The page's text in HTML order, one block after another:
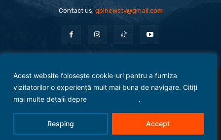
Acest website folosește cookie-uri pentru a furniza
vizitatorilor o experiență mult mai buna de navigare. Citiți
mai multe detalii depre
.
Resping Accept
Contact us:gpinewstv@gmail.com
Evenimente Politică Economie Social
Sport
Monden
Cultură
Antreprenoriat
Administrație Publică
© 2025 Copyright - GPI NEWS